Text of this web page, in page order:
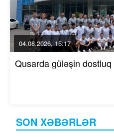
SON XƏBƏRLƏR
04.08.2026, 15:17
Qusarda güləşin